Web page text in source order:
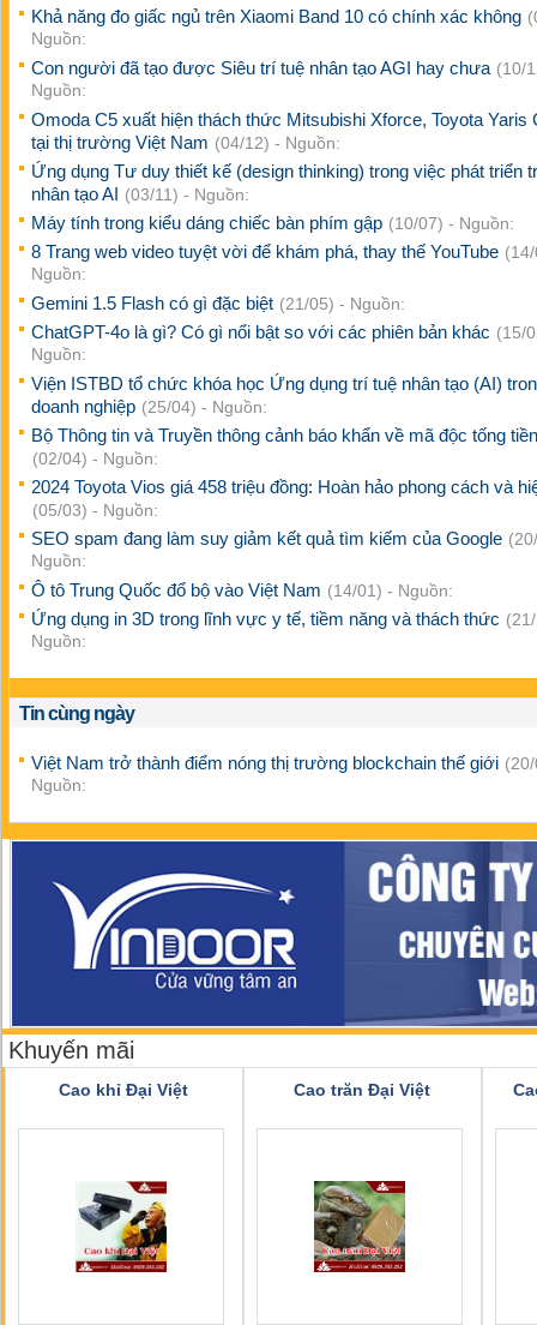
Khả năng đo giấc ngủ trên Xiaomi Band 10 có chính xác không
Nguồn:
Con người đã tạo được Siêu trí tuệ nhân tạo AGI hay chưa (10/
Nguồn:
Omoda C5 xuất hiện thách thức Mitsubishi Xforce, Toyota Yaris
tại thị trường Việt Nam (04/12) - Nguồn:
Ứng dụng Tư duy thiết kế (design thinking) trong việc phát triển
nhân tạo AI
(03/11) - Nguồn:
Máy tính trong kiểu dáng chiếc bàn phím gập (10/07) - Nguồn:
8 Trang web video tuyệt vời để khám phá, thay thế YouTube
Nguồn:
Gemini 1.5 Flash có gì đặc biệt (21/05) - Nguồn:
ChatGPT-4o là gì? Có gì nổi bật so với các phiên bản khác (15/
Nguồn:
Viện ISTBD tổ chức khóa học Ứng dụng trí tuệ nhân tạo (AI)
doanh nghiệp (25/04) - Nguồn:
Bộ Thông tin và Truyền thông cảnh báo khẩn về mã độc tống tiền
(02/04) - Nguồn:
2024 Toyota Vios giá 458 triệu đồng: Hoàn hảo phong cách và
(05/03) - Nguồn:
SEO spam đang làm suy giảm kết quả tìm kiếm của Google
Nguồn:
Ô tô Trung Quốc đổ bộ vào Việt Nam (14/01) - Nguồn:
Ứng dụng in 3D trong lĩnh vực y tế, tiềm năng và thách thức
Nguồn:
Tin cùng ngày
Việt Nam trở thành điểm nóng thị trường blockchain thế giới
Nguồn:
Khuyến mãi
Cao khỉ Đại Việt Cao trăn Đại Việt